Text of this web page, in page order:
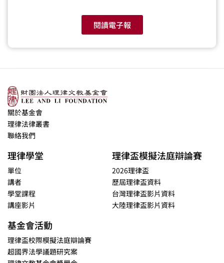
閱讀電子報
關於基金會
理律法律叢書
聯絡我們
理律學堂
單位
講者
學堂課程
講座影片
理律盃模擬法庭辯論賽
2026理律盃
歷屆理律盃資料
台灣理律盃影片資料
大陸理律盃影片資料
基金會活動
理律盃校際模擬法庭辯論賽
超國界法學議題研究案